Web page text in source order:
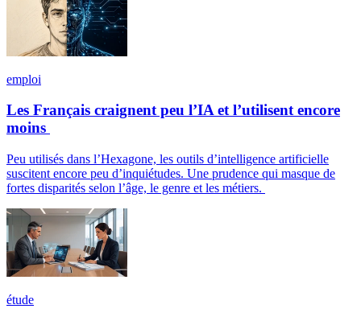
emploi
Les Français craignent peu l’IA et l’utilisent encore
moins
Peu utilisés dans l’Hexagone, les outils d’intelligence artificielle
suscitent encore peu d’inquiétudes. Une prudence qui masque de
fortes disparités selon l’âge, le genre et les métiers.
étude